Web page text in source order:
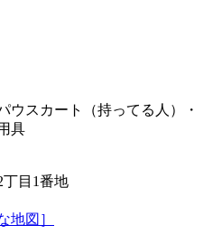
ウスカート（持ってる人）・
具
目1番地
地図］